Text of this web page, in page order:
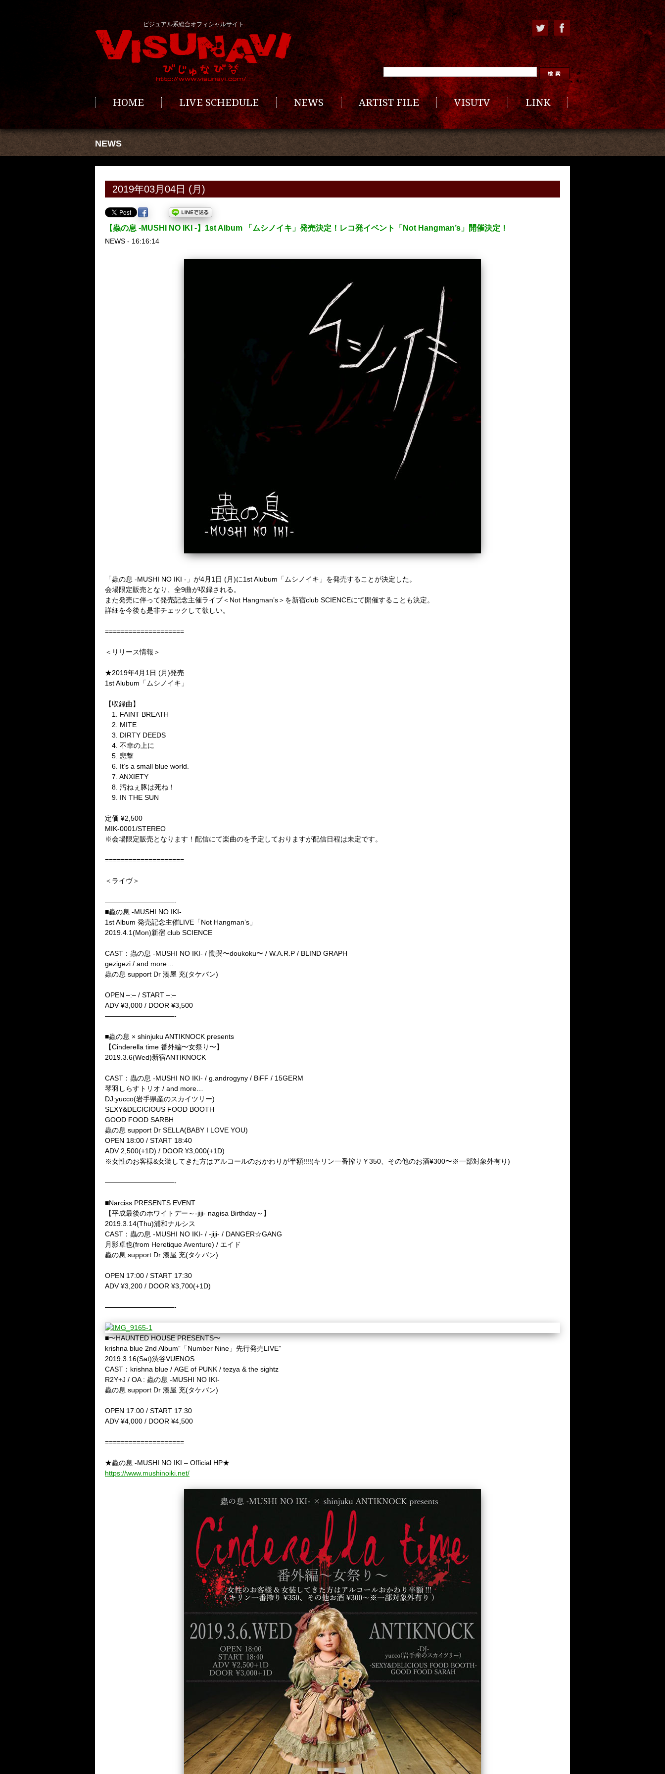
ビジュアル系総合オフィシャルサイト
HOME LIVE SCHEDULE NEWS ARTIST FILE VISUTV LINK
NEWS
2019年03月04日 (月)
【蟲の息 -MUSHI NO IKI -】1st Album 「ムシノイキ」発売決定！レコ発イベント「Not Hangman’s」開催決定！
NEWS - 16:16:14
「蟲の息 -MUSHI NO IKI -」が4月1日 (月)に1st Alubum「ムシノイキ」を発売することが決定した。
会場限定販売となり、全9曲が収録される。
また発売に伴って発売記念主催ライブ＜Not Hangman’s＞を新宿club SCIENCEにて開催することも決定。
詳細を今後も是非チェックして欲しい。
====================
＜リリース情報＞
★2019年4月1日 (月)発売
1st Alubum「ムシノイキ」
【収録曲】
1. FAINT BREATH
2. MITE
3. DIRTY DEEDS
4. 不幸の上に
5. 悲撃
6. It’s a small blue world.
7. ANXIETY
8. 汚ねぇ豚は死ね！
9. IN THE SUN
定価 ¥2,500
MIK-0001/STEREO
※会場限定販売となります！配信にて楽曲のを予定しておりますが配信日程は未定です。
====================
＜ライヴ＞
——————————-
■蟲の息 -MUSHI NO IKI-
1st Album 発売記念主催LIVE「Not Hangman’s」
2019.4.1(Mon)新宿 club SCIENCE
CAST：蟲の息 -MUSHI NO IKI- / 慟哭〜doukoku〜 / W.A.R.P / BLIND GRAPH
gezigezi / and more…
蟲の息 support Dr 湊屋 充(タケバン)
OPEN –:– / START –:–
ADV ¥3,000 / DOOR ¥3,500
——————————-
■蟲の息 × shinjuku ANTIKNOCK presents
【Cinderella time 番外編〜女祭り〜】
2019.3.6(Wed)新宿ANTIKNOCK
CAST：蟲の息 -MUSHI NO IKI- / g.androgyny / BiFF / 15GERM
琴羽しらすトリオ / and more…
DJ:yucco(岩手県産のスカイツリー)
SEXY&DECICIOUS FOOD BOOTH
GOOD FOOD SARBH
蟲の息 support Dr SELLA(BABY I LOVE YOU)
OPEN 18:00 / START 18:40
ADV 2,500(+1D) / DOOR ¥3,000(+1D)
※女性のお客様&女装してきた方はアルコールのおかわりが半額!!!!(キリン一番搾り￥350、その他のお酒¥300〜※一部対象外有り)
——————————-
■Narciss PRESENTS EVENT
【平成最後のホワイトデー～-jiji- nagisa Birthday～】
2019.3.14(Thu)浦和ナルシス
CAST：蟲の息 -MUSHI NO IKI- / -jiji- / DANGER☆GANG
月影卓也(from Heretique Aventure) / エイド
蟲の息 support Dr 湊屋 充(タケバン)
OPEN 17:00 / START 17:30
ADV ¥3,200 / DOOR ¥3,700(+1D)
——————————-
■〜HAUNTED HOUSE PRESENTS〜
krishna blue 2nd Album”「Number Nine」先行発売LIVE”
2019.3.16(Sat)渋谷VUENOS
CAST：krishna blue / AGE of PUNK / tezya & the sightz
R2Y+J / OA : 蟲の息 -MUSHI NO IKI-
蟲の息 support Dr 湊屋 充(タケバン)
OPEN 17:00 / START 17:30
ADV ¥4,000 / DOOR ¥4,500
====================
★蟲の息 -MUSHI NO IKI – Official HP★
https://www.mushinoiki.net/